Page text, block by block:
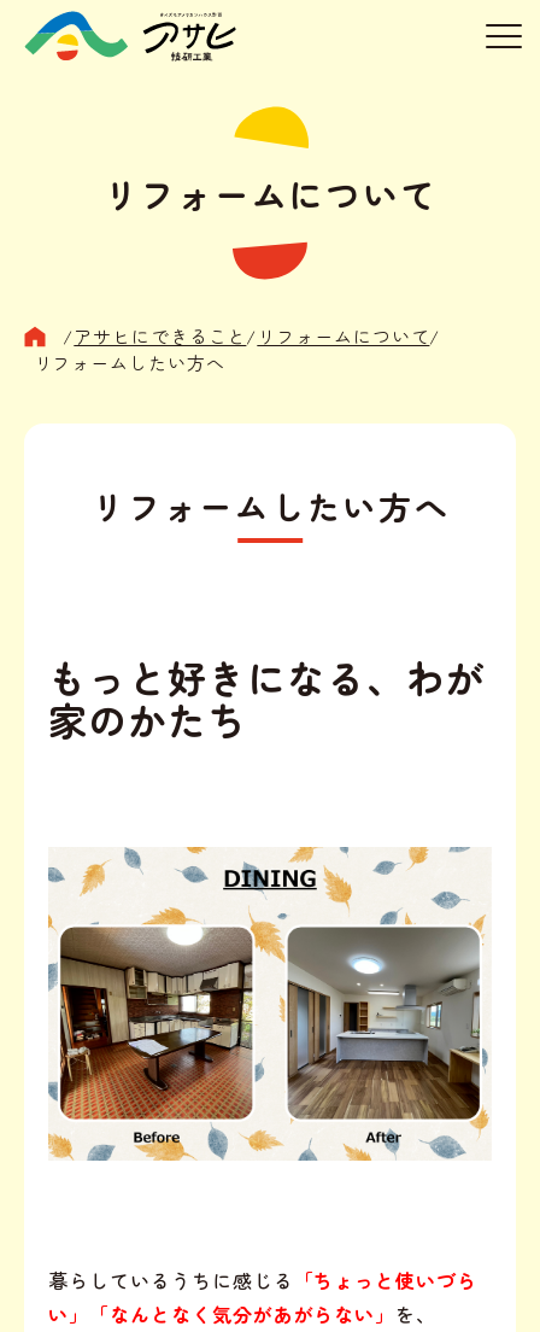
リフォームについて
/アサヒにできること / リフォームについて/
リフォームしたい方へ
リフォームしたい方へ
もっと好きになる、わが
家のかたち
暮らしているうちに感じる 「ちょっと使いづら
い」「なんとなく気分があがらない」 を、